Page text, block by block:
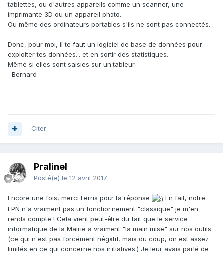
tablettes, ou d'autres appareils comme un scanner, une
imprimante 3D ou un appareil photo.
Ou même des ordinateurs portables s'ils ne sont pas connectés.
Donc, pour moi, il te faut un logiciel de base de données pour
exploiter tes données... et en sortir des statistiques.
Même si elles sont saisies sur un tableur.
Bernard
Citer
Pralinel
Posté(e) le 12 avril 2017
Encore une fois, merci Ferris pour ta réponse
En fait, notre
EPN n'a vraiment pas un fonctionnement "classique" je m'en
rends compte ! Cela vient peut-être du fait que le service
informatique de la Mairie a vraiment "la main mise" sur nos outils
(ce qui n'est pas forcément négatif, mais du coup, on est assez
limités en ce qui concerne nos initiatives.) Je leur avais parlé de